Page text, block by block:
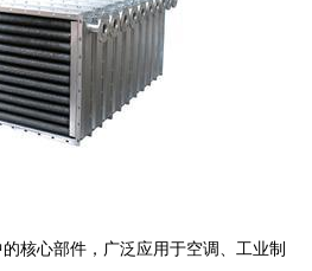
核心部件，广泛应用于空调、工业制